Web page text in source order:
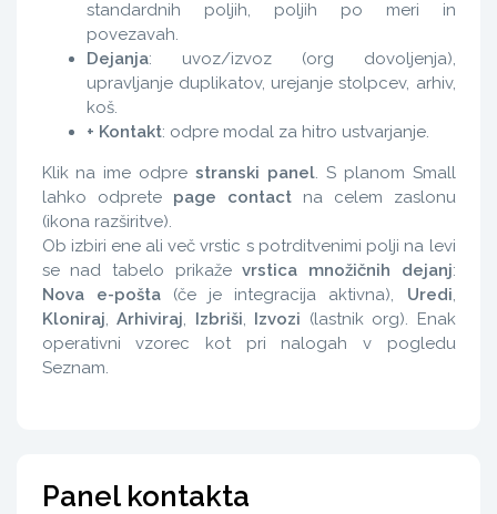
standardnih poljih, poljih po meri in
povezavah.
Dejanja: uvoz/izvoz (org dovoljenja),
upravljanje duplikatov, urejanje stolpcev, arhiv,
koš.
+ Kontakt: odpre modal za hitro ustvarjanje.
Klik na ime odpre stranski panel. S planom Small
lahko odprete page contactna celem zaslonu
(ikona razširitve).
Ob izbiri ene ali več vrstic s potrditvenimi polji na levi
se nad tabelo prikaževrstica množičnih dejanj:
Nova e-pošta(če je integracija aktivna), Uredi,
Kloniraj, Arhiviraj, Izbriši, Izvozi (lastnik org). Enak
operativni vzorec kot pri nalogah v pogledu
Seznam.
Panel kontakta